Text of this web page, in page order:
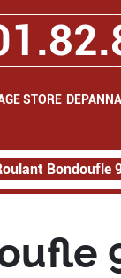
STORE
Bondoufle